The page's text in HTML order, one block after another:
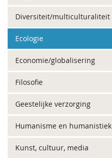
Diversiteit/multiculturaliteit
Ecologie
Economie/globalisering
Filosofie
Geestelijke verzorging
Humanisme en humanistiek
Kunst, cultuur, media